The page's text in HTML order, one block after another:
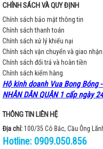
CHÍNH SÁCH VÀ QUY ĐỊNH
Chính sách bảo mật thông tin
Chính sách thanh toán
Chính sách xử lý khiếu nại
Chính sách vận chuyển và giao nhận
Chính sách đổi trả và hoàn tiền
Chính sách kiểm hàng
Hộ kinh doanh Vua Bong Bóng
NHÂN DÂN QUẬN 1 cấp ngày
THÔNG TIN LIÊN HỆ
Địa chỉ:100/35 Cô Bắc, Cầu Ông
Hotline: 0909.050.856